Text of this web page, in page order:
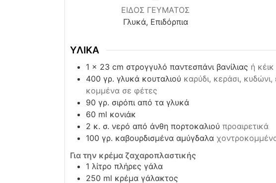
ΕΙΔΟΣ ΓΕΥΜΑΤΟΣ
Γλυκά, Επιδόρπια
ΥΛΙΚΑ
1 x 23 cm στρογγυλό παντεσπάνι βανίλιας ή
400 γρ. γλυκά κουταλιού καρύδι, κεράσι,
κομμένα σε φέτες
90 γρ. σιρόπι από τα γλυκά
60 ml κονιάκ
2 κ. σ. νερό από άνθη πορτοκαλιού προαιρετικά
100 γρ. καβουρδισμένα αμύγδαλα
Για την κρέμα ζαχαροπλαστικής
1 λίτρο πλήρες γάλα
250 ml κρέμα γάλακτος